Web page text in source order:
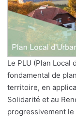
Le PLU (Plan Local
fondamental de
territoire, en
Solidarité et au
progressivement le